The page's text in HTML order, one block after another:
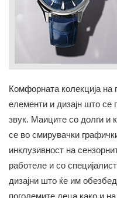
Комфорната колекција на
елементи и дизајн што се
звук. Маиците со долги и
се во смирувачки
инклузивност на
работеле и со
дизајни што ќе им
поголемите деца како и